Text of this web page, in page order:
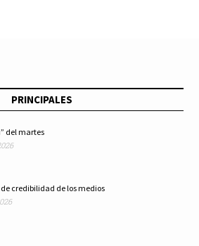
PRINCIPALES
del martes
credibilidad de los medios